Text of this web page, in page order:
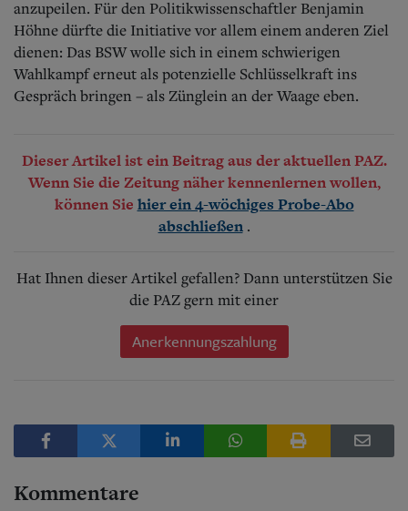
anzupeilen. Für den Politikwissenschaftler Benjamin
Höhne dürfte die Initiative vor allem einem anderen Ziel
dienen: Das BSW wolle sich in einem schwierigen
Wahlkampf erneut als potenzielle Schlüsselkraft ins
Gespräch bringen – als Zünglein an der Waage eben.
Dieser Artikel ist ein Beitrag aus der aktuellen PAZ.
Wenn Sie die Zeitung näher kennenlernen wollen,
können Sie hier ein 4-wöchiges Probe-Abo
abschließen .
Hat Ihnen dieser Artikel gefallen? Dann unterstützen Sie
die PAZ gern mit einer
Anerkennungszahlung
Kommentare